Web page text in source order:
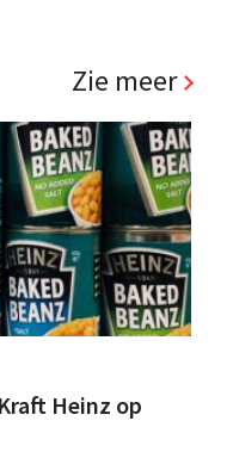
Zie meer
Heinz op